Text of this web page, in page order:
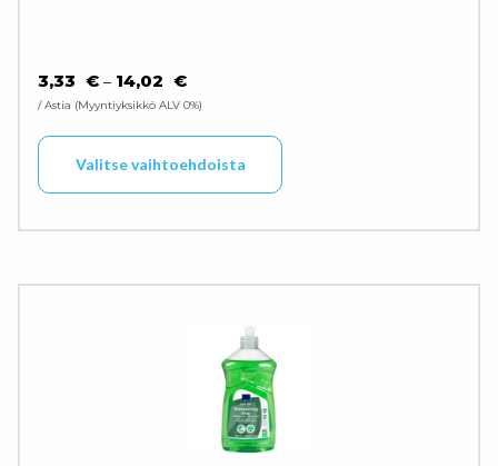
3,33 € – 14,02 €HINTALUOKKA: 3,33 € - 14,02 €
/ Astia Myyntiyksikkö ALV 0%
Valitse vaihtoehdoista